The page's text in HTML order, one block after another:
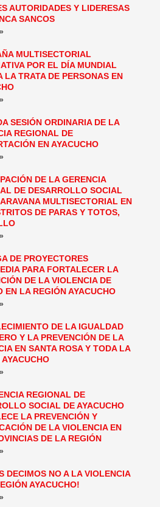
AUTORIDADES Y LIDERESAS
SANCOS
MULTISECTORIAL
POR EL DÍA MUNDIAL
LA TRATA DE PERSONAS EN
SESIÓN ORDINARIA DE LA
REGIONAL DE
EN AYACUCHO
DE LA GERENCIA
DE DESARROLLO SOCIAL
MULTISECTORIAL EN
DE PARAS Y TOTOS,
DE PROYECTORES
PARA FORTALECER LA
DE LA VIOLENCIA DE
EN LA REGIÓN AYACUCHO
DE LA IGUALDAD
Y LA PREVENCIÓN DE LA
EN SANTA ROSA Y TODA LA
REGIONAL DE
SOCIAL DE AYACUCHO
LA PREVENCIÓN Y
DE LA VIOLENCIA EN
DE LA REGIÓN
DECIMOS NO A LA VIOLENCIA
AYACUCHO!